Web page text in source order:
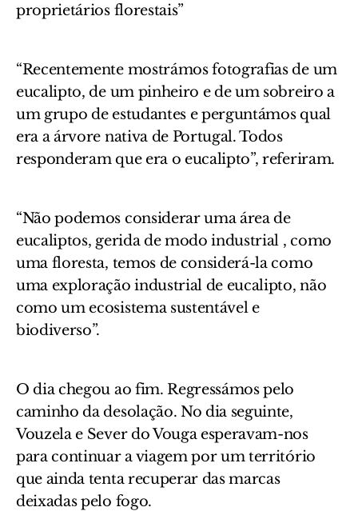
proprietários florestais”
“Recentemente mostrámos fotografias de um
eucalipto, de um pinheiro e de um sobreiro a
um grupo de estudantes e perguntámos qual
era a árvore nativa de Portugal. Todos
responderam que era o eucalipto”, referiram.
“Não podemos considerar uma área de
eucaliptos, gerida de modo industrial , como
uma floresta, temos de considerá-la como
uma exploração industrial de eucalipto, não
como um ecosistema sustentável e
biodiverso”.
O dia chegou ao fim. Regressámos pelo
caminho da desolação. No dia seguinte,
Vouzela e Sever do Vouga esperavam-nos
para continuar a viagem por um território
que ainda tenta recuperar das marcas
deixadas pelo fogo.